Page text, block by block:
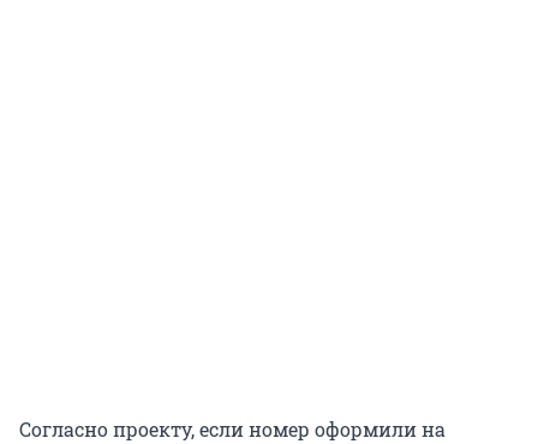
Согласно проекту, если номер оформили на